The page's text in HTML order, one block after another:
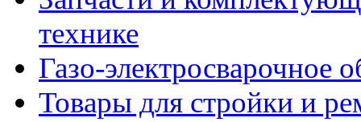
технике
Газо-электросварочное
Товары для стройки и